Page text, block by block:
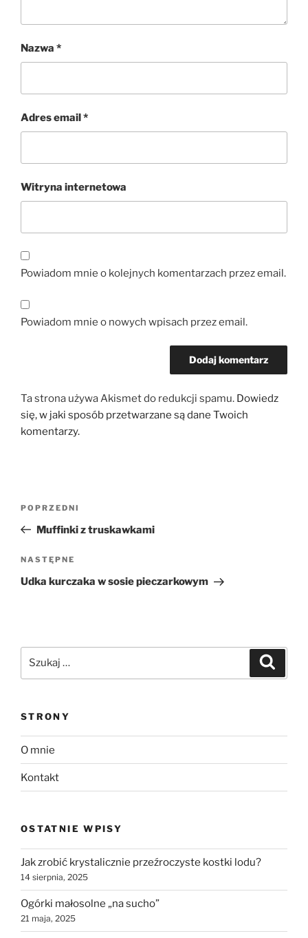
Nazwa *
Adres email*
Witryna internetowa
Powiadom mnie o kolejnych komentarzach przez email.
Powiadom mnie o nowych wpisach przez email.
Ta strona używa Akismet do redukcji spamu. Dowiedz
się, w jaki sposób przetwarzane są dane Twoich
komentarzy.
Poprzedni
wpis
POPRZEDNI
Muffinki z truskawkami
Następny
wpis
NASTĘPNE
Udka kurczaka w sosie pieczarkowym
STRONY
O mnie
Kontakt
OSTATNIE WPISY
Jak zrobić krystalicznie przeźroczyste kostki lodu?
14 sierpnia, 2025
Ogórki małosolne „na sucho”
21 maja, 2025